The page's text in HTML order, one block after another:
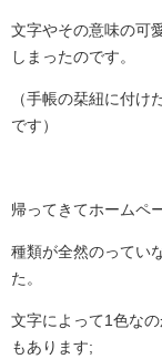
文字やその意味の可
しまったのです。
（手帳の栞紐に付け
です）
帰ってきてホームペ
種類が全然のってい
た。
文字によって1色な
もあります;